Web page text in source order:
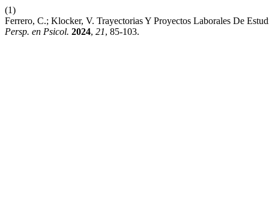
(1)
Ferrero, C.; Klocker, V. Trayectorias Y Proyectos Laborales De
Persp. en Psicol. 2024, 21, 85-103.